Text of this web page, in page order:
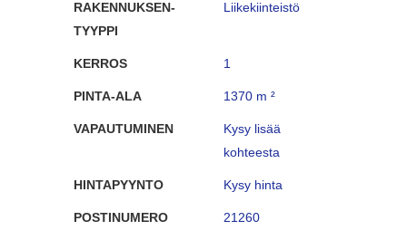
RAKENNUKSEN-
TYYPPI
Liikekiinteistö
KERROS 1
PINTA-ALA 1370 m ²
VAPAUTUMINEN
Kysy lisää
kohteesta
HINTAPYYNTO Kysy hinta
POSTINUMERO 21260